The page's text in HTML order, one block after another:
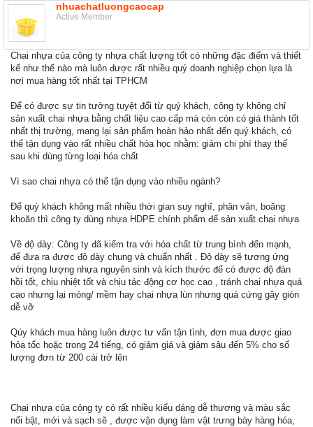
nhuachatluongcaocap
Active Member
Chai nhựa của công ty nhựa chất lượng tốt có những đặc điểm và thiết
kế như thế nào mà luôn được rất nhiều quý doanh nghiệp chọn lựa là
nơi mua hàng tốt nhất tại TPHCM
Để có được sự tin tưởng tuyệt đối từ quý khách, công ty không chỉ
sản xuất chai nhựa bằng chất liệu cao cấp mà còn còn có giá thành tốt
nhất thị trường, mang lại sản phẩm hoàn hảo nhất đến quý khách, có
thể tận dụng vào rất nhiều chất hóa học nhằm: giảm chi phí thay thế
sau khi dùng từng loại hóa chất
Vì sao chai nhựa có thể tận dụng vào nhiều ngành?
Để quý khách không mất nhiều thời gian suy nghĩ, phân vân, boăng
khoăn thì công ty dùng nhựa HDPE chính phẩm để sản xuất chai nhựa
Về độ dày: Công ty đã kiểm tra với hóa chất từ trung bình đến mạnh,
để đưa ra được độ dày chung và chuẩn nhất . Độ dày sẽ tương ứng
với trọng lượng nhựa nguyên sinh và kích thước để có được độ đàn
hồi tốt, chịu nhiệt tốt và chịu tác động cơ học cao , tránh chai nhựa quá
cao nhưng lại mỏng/ mềm hay chai nhựa lùn nhưng quá cứng gây giòn
dễ vỡ
Qúy khách mua hàng luôn được tư vấn tận tình, đơn mua được giao
hỏa tốc hoặc trong 24 tiếng, có giảm giá và giảm sâu đến 5% cho số
lượng đơn từ 200 cái trở lên
Chai nhựa của công ty có rất nhiều kiểu dáng dễ thương và màu sắc
nổi bật, mới và sạch sẽ , được vận dụng làm vật trưng bày hàng hóa,